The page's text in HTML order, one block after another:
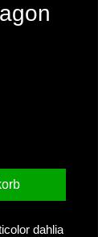
dahlia